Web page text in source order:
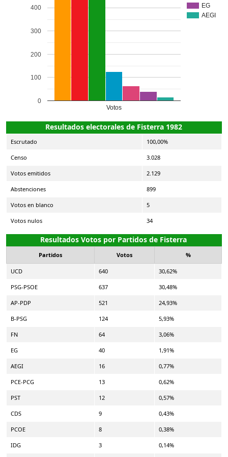
EG
AEGI
Votos
0
100
200
300
400
Resultados electorales de Fisterra 1982
Escrutado 100,00%
Censo 3.028
Votos emitidos 2.129
Abstenciones 899
Votos en blanco 5
Votos nulos 34
Resultados Votos por Partidos de Fisterra
Partidos Votos %
UCD 640 30,62%
PSG-PSOE 637 30,48%
AP-PDP 521 24,93%
B-PSG 124 5,93%
FN 64 3,06%
EG 40 1,91%
AEGI 16 0,77%
PCE-PCG 13 0,62%
PST 12 0,57%
CDS 9 0,43%
PCOE 8 0,38%
IDG 3 0,14%